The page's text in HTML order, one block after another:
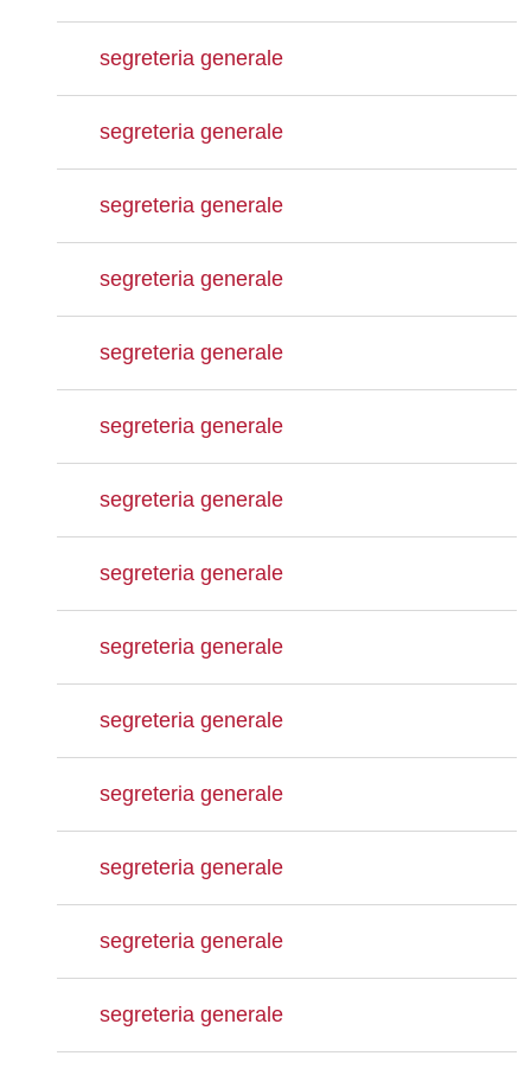
segreteria generale
segreteria generale
segreteria generale
segreteria generale
segreteria generale
segreteria generale
segreteria generale
segreteria generale
segreteria generale
segreteria generale
segreteria generale
segreteria generale
segreteria generale
segreteria generale